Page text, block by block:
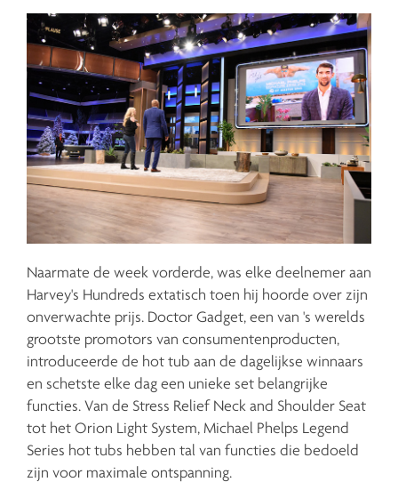
Naarmate de week vorderde, was elke deelnemer aan
Harvey's Hundreds extatisch toen hij hoorde over zijn
onverwachte prijs. Doctor Gadget, een van 's werelds
grootste promotors van consumentenproducten,
introduceerde de hot tub aan de dagelijkse winnaars
en schetste elke dag een unieke set belangrijke
functies. Van de Stress Relief Neck and Shoulder Seat
tot het Orion Light System, Michael Phelps Legend
Series hot tubs hebben tal van functies die bedoeld
zijn voor maximale ontspanning.